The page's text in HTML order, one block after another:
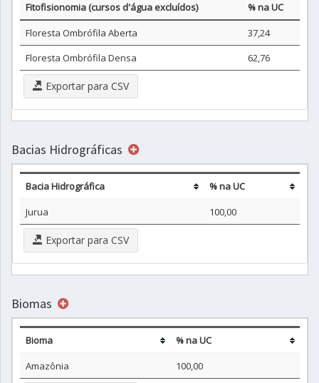
Fitofisionomia (cursos d'água excluídos)
% na UC
Floresta Ombrófila Aberta
37,24
Floresta Ombrófila Densa
62,76
Exportar para CSV
Bacias Hidrográficas
Bacia Hidrográfica
% na UC
Jurua
100,00
Exportar para CSV
Biomas
Bioma
% na UC
Amazônia
100,00